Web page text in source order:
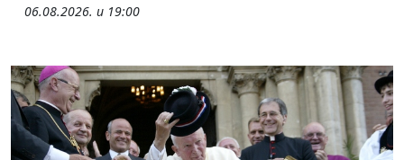
06.08.2026. u 19:00